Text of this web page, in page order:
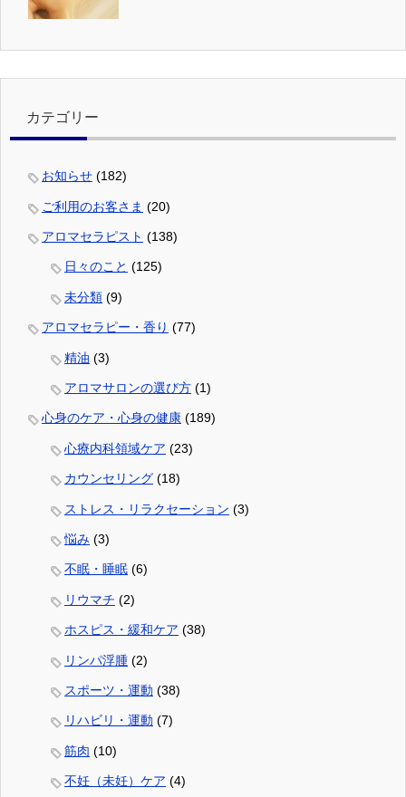
カテゴリー
お知らせ (182)
ご利用のお客さま (20)
アロマセラピスト (138)
日々のこと (125)
未分類 (9)
アロマセラピー・香り (77)
精油 (3)
アロマサロンの選び方 (1)
心身のケア・心身の健康 (189)
心療内科領域ケア (23)
カウンセリング (18)
ストレス・リラクセーション (3)
悩み (3)
不眠・睡眠 (6)
リウマチ (2)
ホスピス・緩和ケア (38)
リンパ浮腫 (2)
スポーツ・運動 (38)
リハビリ・運動 (7)
筋肉 (10)
不妊（未妊）ケア (4)